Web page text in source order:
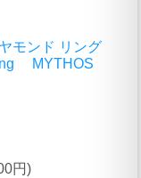
ヤモンド リング
MYTHOS
円)